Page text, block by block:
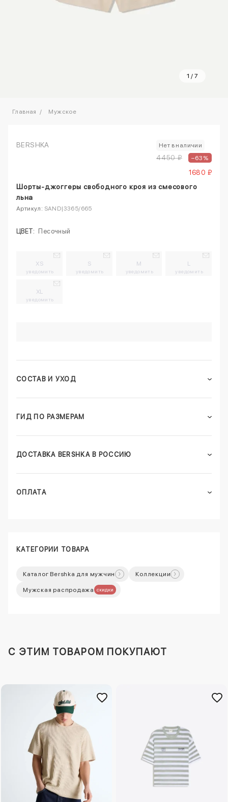
1 / 7
Главная Мужское
BERSHKA Нет в наличии
4450 ₽ –63%
1680 ₽
Шорты-джоггеры свободного кроя из смесового
льна
Артикул: SAND|3365/665
ЦВЕТ: Песочный
XS
уведомить
S
уведомить
M
уведомить
L
уведомить
XL
уведомить
СОСТАВ И УХОД
ГИД ПО РАЗМЕРАМ
ДОСТАВКА BERSHKA В РОССИЮ
ОПЛАТА
КАТЕГОРИИ ТОВАРА
Каталог Bershka для мужчин Коллекции
Мужская распродажа скидки
C ЭТИМ ТОВАРОМ ПОКУПАЮТ